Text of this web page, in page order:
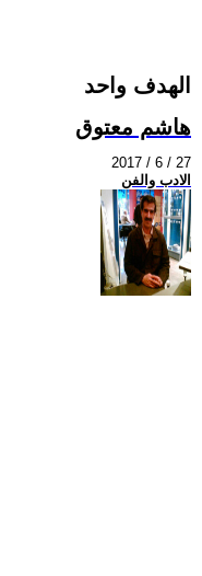
الهدف واحد
هاشم معتوق
2017 / 6 / 27
الادب والفن